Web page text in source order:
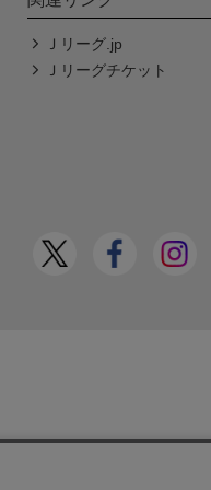
Ｊリーグ.jp
Ｊリーグチケット